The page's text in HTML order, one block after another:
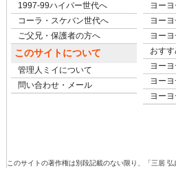
1997-99ハイパー世代へ
コーラ・スケバン世代へ
ご父兄・保護者の方へ
このサイトについて
管理人ミイについて
問い合わせ・メール
ヨー
ヨー
ヨー
おす
ヨー
ヨー
ヨー
このサイトの著作権は別段記載のない限り、「三居